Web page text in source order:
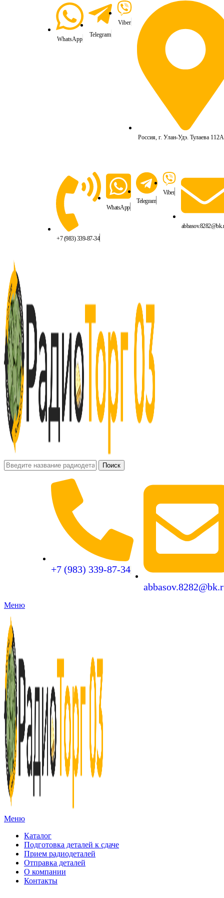
WhatsApp
Telegram
Viber
Россия, г. Улан-Удэ. Тулаева
+7 (983) 339-87-34
WhatsApp
Telegram
Viber
Поиск
+7 (983) 339-87-34
Меню
Меню
Каталог
Подготовка деталей к сдаче
Прием радиодеталей
Отправка деталей
О компании
Контакты